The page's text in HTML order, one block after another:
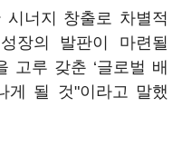
너지 창출로 차별적
장의 발판이 마련될
고루 갖춘 ‘글로벌 배
게 될 것"이라고 말했